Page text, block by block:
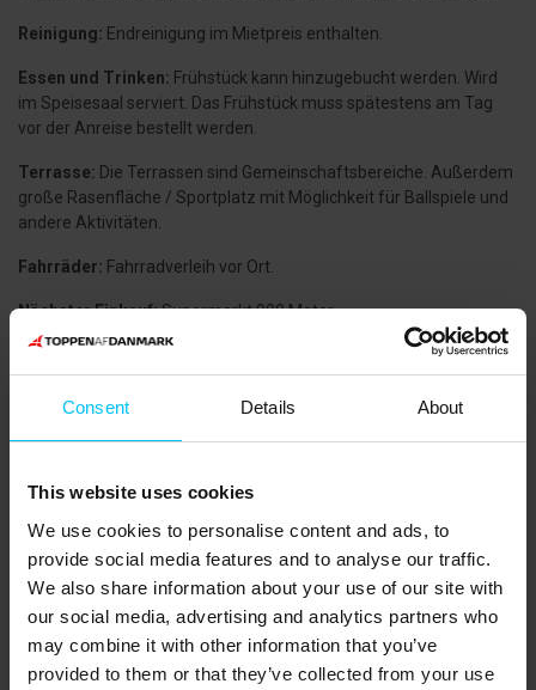
Consent Details About
This website uses cookies
We use cookies to personalise content and ads, to
provide social media features and to analyse our traffic.
We also share information about your use of our site with
our social media, advertising and analytics partners who
may combine it with other information that you’ve
provided to them or that they’ve collected from your use
Reinigung: Endreinigung im Mietpreis enthalten.
Essen und Trinken: Frühstück kann hinzugebucht werden. Wird
im Speisesaal serviert. Das Frühstück muss spätestens am Tag
vor der Anreise bestellt werden.
Terrasse: Die Terrassen sind Gemeinschaftsbereiche. Außerdem
große Rasenfläche / Sportplatz mit Möglichkeit für Ballspiele und
andere Aktivitäten.
Fahrräder: Fahrradverleih vor Ort.
Nächster Einkauf:Supermarkt 900 Meter.
Die Umgebung:
Kinder und Erwachsene. Im Ørnereservatet kommen Sie den
majestätischen Greifvögeln ganz nah und sehen sie in Aktion.
In Tversted Klitplantage gibt es ideale Möglichkeiten für Wander-
und Radtouren auf den vielen Wegen durch Wald- und
Dünenlandschaften. Fahrräder können Sie ganz einfach in der
Badepension mieten, sodass Sie die Natur schnell auf zwei
Rädern entdecken.